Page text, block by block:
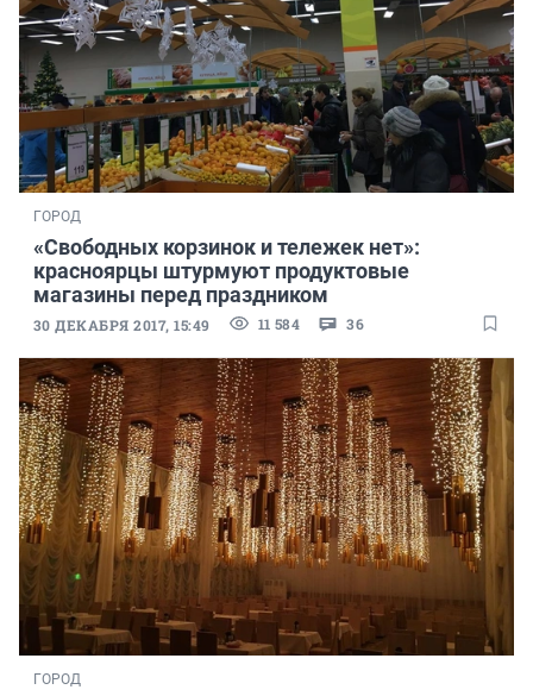
ГОРОД
«Свободных корзинок и тележек нет»:
красноярцы штурмуют продуктовые
магазины перед праздником
30 ДЕКАБРЯ 2017, 15:49 11 584 36
ГОРОД